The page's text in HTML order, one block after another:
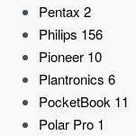
Pentax 2
Philips 156
Pioneer 10
Plantronics 6
PocketBook 11
Polar Pro 1